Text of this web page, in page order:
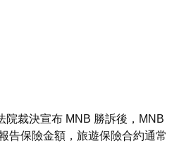
院裁決宣布 MNB 勝訴後，MNB
告保險金額，旅遊保險合約通常